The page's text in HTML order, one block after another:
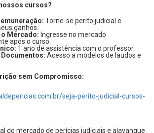
cursos?
Torne-se perito judicial e
ganhos.
Mercado: Ingresse no mercado
após o curso.
1 ano de assistência com o professor.
Acesso a modelos de laudos e
sem Compromisso:
seja-perito-judicial-cursos-
do mercado de perícias judiciais e alavanque